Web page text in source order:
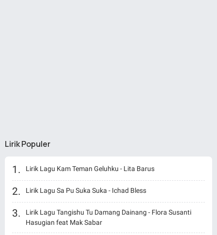
Lirik Populer
Lirik Lagu Kam Teman Geluhku - Lita Barus
Lirik Lagu Sa Pu Suka Suka - Ichad Bless
Lirik Lagu Tangishu Tu Damang Dainang - Flora Susanti
Hasugian feat Mak Sabar